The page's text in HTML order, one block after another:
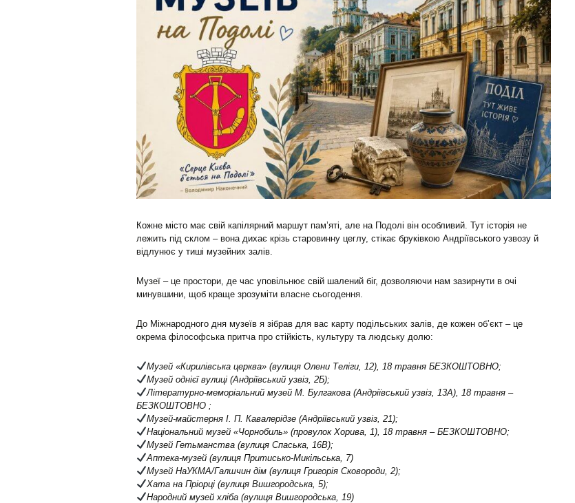
Кожне місто має свій капілярний маршут пам’яті, але на Подолі він особливий. Тут історія не
лежить під склом – вона дихає крізь старовинну цеглу, стікає бруківкою Андріївського узвозу й
відлунює у тиші музейних залів.
Музеї – це простори, де час уповільнює свій шалений біг, дозволяючи нам зазирнути в очі
минувшини, щоб краще зрозуміти власне сьогодення.
До Міжнародного дня музеїв я зібрав для вас карту подільських залів, де кожен об’єкт – це
окрема філософська притча про стійкість, культуру та людську долю:
Музей «Кирилівська церква» (вулиця Олени Теліги, 12), 18 травня БЕЗКОШТОВНО;
Музей однієї вулиці (Андріївський узвіз, 2Б);
Літературно-меморіальний музей М. Булгакова (Андріївський узвіз, 13А), 18 травня –
БЕЗКОШТОВНО ;
Музей-майстерня І. П. Кавалерідзе (Андріївський узвіз, 21);
Національний музей «Чорнобиль» (провулок Хорива, 1), 18 травня – БЕЗКОШТОВНО;
Музей Гетьманства (вулиця Спаська, 16B);
Аптека-музей (вулиця Притисько-Микільська, 7)
Музей НаУКМА/Галшчин дім (вулиця Григорія Сковороди, 2);
Хата на Пріорці (вулиця Вишгородська, 5);
Народний музей хліба (вулиця Вишгородська, 19)